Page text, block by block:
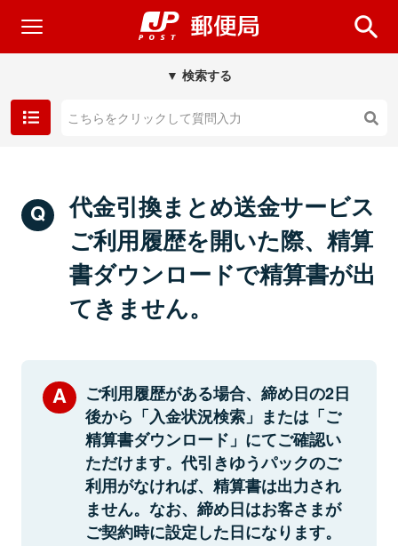
▼ 検索する
代金引換まとめ送金サービス
ご利用履歴を開いた際、精算
書ダウンロードで精算書が出
てきません。
ご利用履歴がある場合、締め日の2日
後から「入金状況検索」または「ご
精算書ダウンロード」にてご確認い
ただけます。代引きゆうパックのご
利用がなければ、精算書は出力され
ません。なお、締め日はお客さまが
ご契約時に設定した日になります。